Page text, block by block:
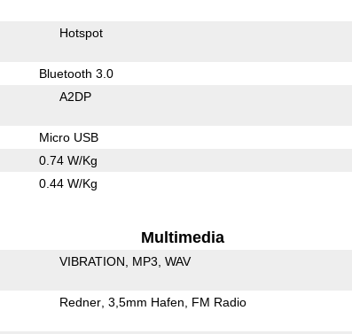
Hotspot
Bluetooth 3.0
A2DP
Micro USB
0.74 W/Kg
0.44 W/Kg
Multimedia
VIBRATION MP3 WAV
Redner 3,5mm Hafen FM Radio